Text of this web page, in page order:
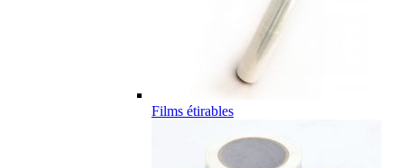
Films étirables